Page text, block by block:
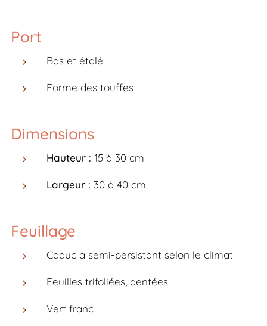
Port
Bas et étalé
Forme des touffes
Dimensions
Hauteur : 15 à 30 cm
Largeur : 30 à 40 cm
Feuillage
Caduc à semi-persistant selon le climat
Feuilles trifoliées, dentées
Vert franc